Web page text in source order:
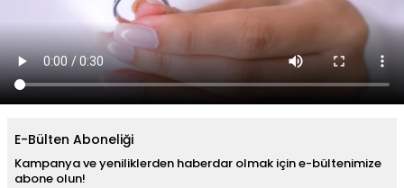
E-Bülten Aboneliği
Kampanya ve yeniliklerden haberdar olmak için e-bültenimize
abone olun!